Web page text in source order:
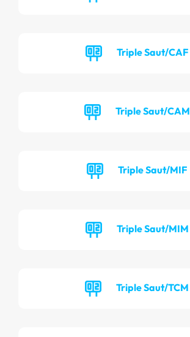
Triple Saut/CAF
Triple Saut/CAM
Triple Saut/MIF
Triple Saut/MIM
Triple Saut/TCM